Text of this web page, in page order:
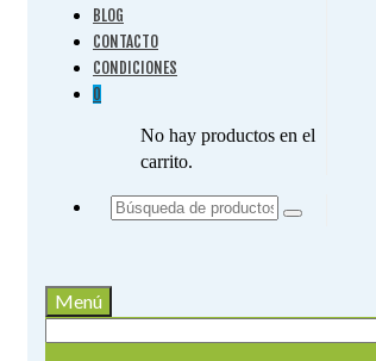
BLOG
CONTACTO
CONDICIONES
0
No hay productos en el
carrito.
Buscar
Menú